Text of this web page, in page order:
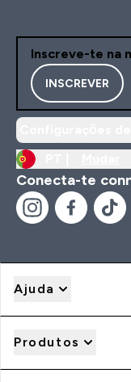
Inscreve-te na
INSCREVER
Conecta-te
Ajuda
Produtos